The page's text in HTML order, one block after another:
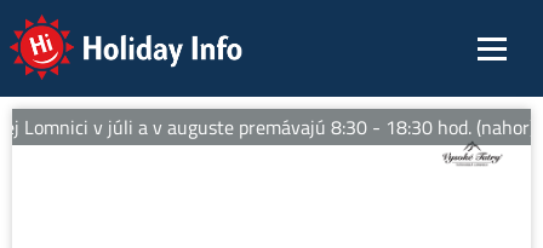
Holiday Info
Lomnici v júli a v auguste premávajú 8:30 - 18:30 hod. (nahor).